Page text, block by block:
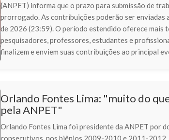
(ANPET) informa que o prazo para submissão de
prorrogado. As contribuições poderão ser enviadas
de 2026 (23:59). O período estendido oferece mais
pesquisadores, professores, estudantes e
finalizem e enviem suas contribuições ao principal
Orlando Fontes Lima: "muito do
pela ANPET"
Orlando Fontes Lima foi presidente da ANPET por
consecutivos, nos biênios 2009-2010 e 2011-2012.